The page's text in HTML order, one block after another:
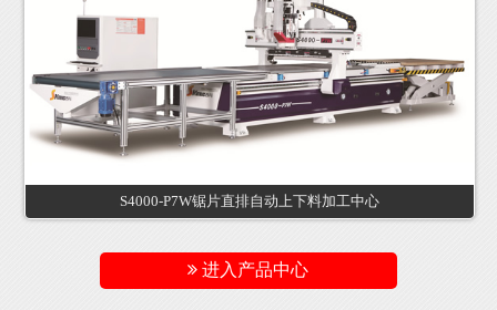
S4000-P7W锯片直排自动上下料加工中心
进入产品中心